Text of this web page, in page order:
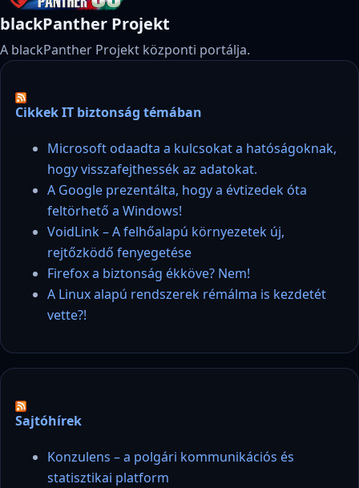
blackPanther Projekt
A blackPanther Projekt központi portálja.
Cikkek IT biztonság témában
Microsoft odaadta a kulcsokat a hatóságoknak,
hogy visszafejthessék az adatokat.
A Google prezentálta, hogy a évtizedek óta
feltörhető a Windows!
VoidLink – A felhőalapú környezetek új,
rejtőzködő fenyegetése
Firefox a biztonság ékköve? Nem!
A Linux alapú rendszerek rémálma is kezdetét
vette?!
Sajtóhírek
Konzulens – a polgári kommunikációs és
statisztikai platform